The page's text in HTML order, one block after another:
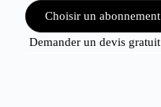
Choisir un abonnement
Demander un devis gratuit